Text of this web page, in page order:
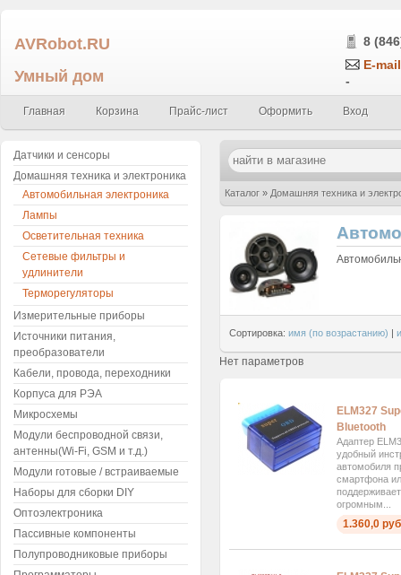
AVRobot.RU
Умный дом
8
E-
-
Главная Корзина Прайс-лист Оформить Вход
Каталог » Домашняя техника и
Сортировка: имя (по возрастанию) |
Нет параметров
ELM327
Bluetooth
Адаптер
удобный
автомобиля
смартфона
огромным...
1.360,0
Датчики и сенсоры
Домашняя техника и электроника
Автомобильная электроника
Лампы
Осветительная техника
Сетевые фильтры и
удлинители
Терморегуляторы
Измерительные приборы
Источники питания,
преобразователи
Кабели, провода, переходники
Корпуса для РЭА
Микросхемы
Модули беспроводной связи,
антенны(Wi-Fi, GSM и т.д.)
Модули готовые / встраиваемые
Наборы для сборки DIY
Оптоэлектроника
Пассивные компоненты
Полупроводниковые приборы